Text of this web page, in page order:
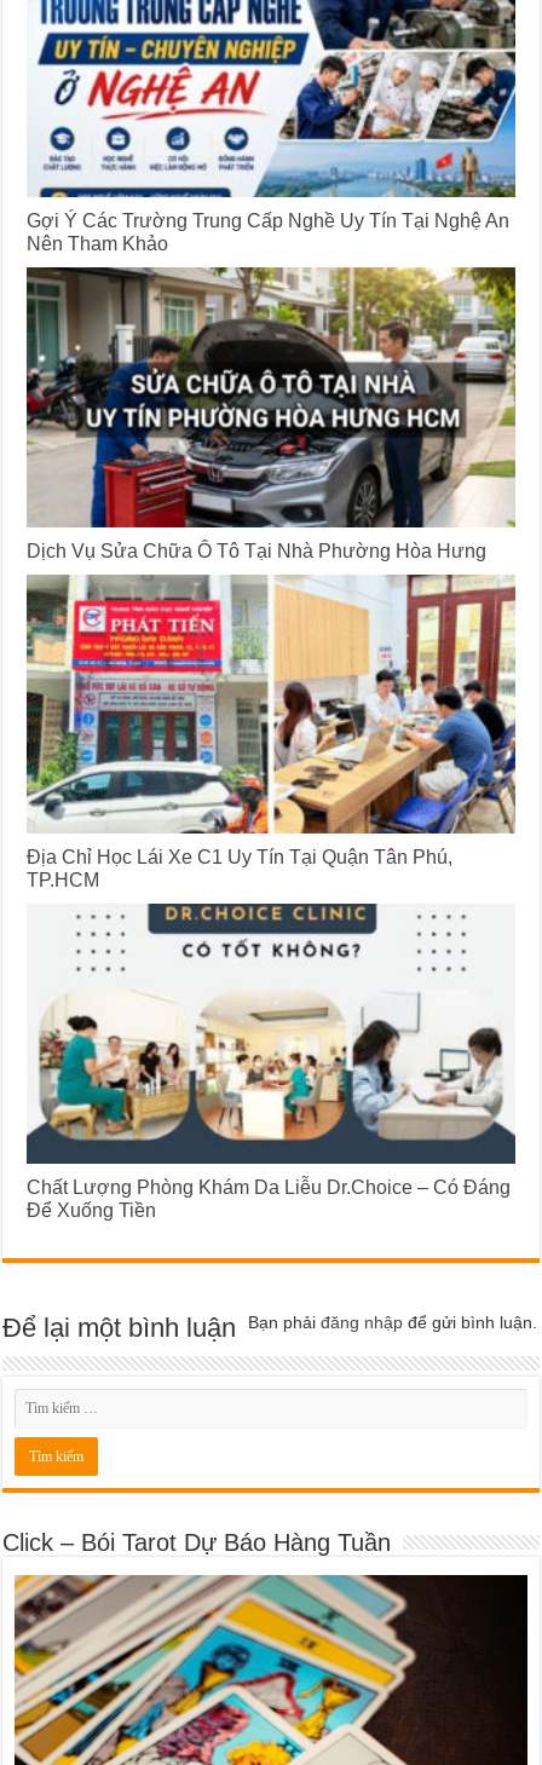
Gợi Ý Các Trường Trung Cấp Nghề Uy Tín Tại Nghệ An
Nên Tham Khảo
Dịch Vụ Sửa Chữa Ô Tô Tại Nhà Phường Hòa Hưng
Địa Chỉ Học Lái Xe C1 Uy Tín Tại Quận Tân Phú,
TP.HCM
Chất Lượng Phòng Khám Da Liễu Dr.Choice – Có Đáng
Để Xuống Tiền
Để lại một bình luận Bạn phảiđăng nhập để gửi bình luận.
Click – Bói Tarot Dự Báo Hàng Tuần